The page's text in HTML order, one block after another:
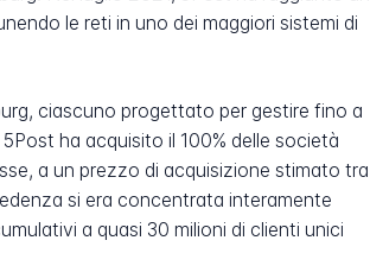
le reti in uno dei maggiori sistemi di
ciascuno progettato per gestire fino a
ha acquisito il 100% delle società
a un prezzo di acquisizione stimato tra
si era concentrata interamente
a quasi 30 milioni di clienti unici